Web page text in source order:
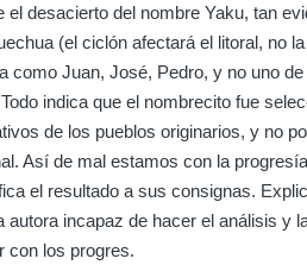
el desacierto del nombre Yaku, tan
(el ciclón afectará el litoral, no
como Juan, José, Pedro, y no uno
indica que el nombrecito fue
de los pueblos originarios, y no
Así de mal estamos con la
el resultado a sus consignas.
autora incapaz de hacer el análisis y
con los progres.